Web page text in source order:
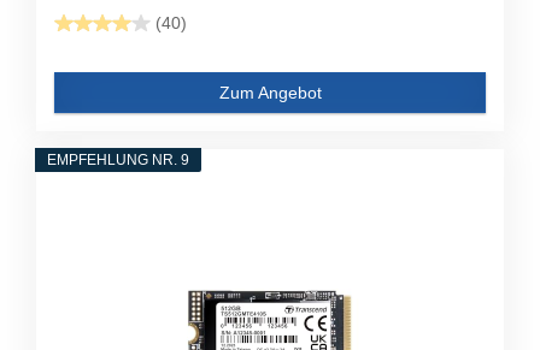
(40)
Zum Angebot
EMPFEHLUNG NR. 9